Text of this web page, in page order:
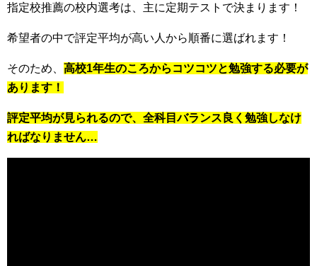
指定校推薦の校内選考は、主に定期テストで決まります！
希望者の中で評定平均が高い人から順番に選ばれます！
そのため、 高校1年生のころからコツコツと勉強する必要が
あります！
評定平均が見られるので、全科目バランス良く勉強しなけ
ればなりません…